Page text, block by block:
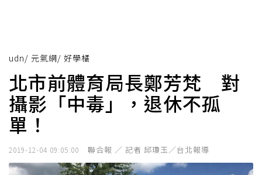
udn/ 元氣網/ 好學橘
北市前體育局長鄭芳梵 對
攝影「中毒」，退休不孤
單！
2019-12-04 09:05:00 聯合報 ／ 記者 邱瓊玉／台北報導